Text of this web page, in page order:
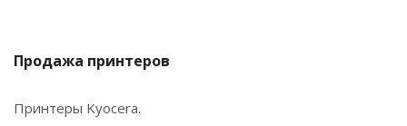
Продажа принтеров
Принтеры Kyocera.